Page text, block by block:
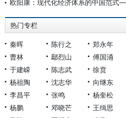
热门专栏
秦晖 陈行之 郑永年
曹林
鄢烈山 傅国涌
于建嵘
陈志武 徐贲
杨祖陶
沈志华 向继东
李昌平
张鸣 杨奎松
杨鹏
邓晓芒 王缉思